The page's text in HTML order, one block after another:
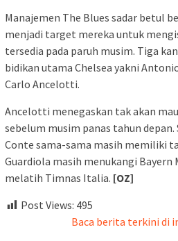
Manajemen The Blues sadar betul
menjadi target mereka untuk
tersedia pada paruh musim. Tiga
bidikan utama Chelsea yakni
Carlo Ancelotti.
Ancelotti menegaskan tak akan
sebelum musim panas tahun
Conte sama-sama masih memiliki
Guardiola masih menukangi Bayern
melatih Timnas Italia. [OZ]
Post Views: 495
Baca berita terkini di